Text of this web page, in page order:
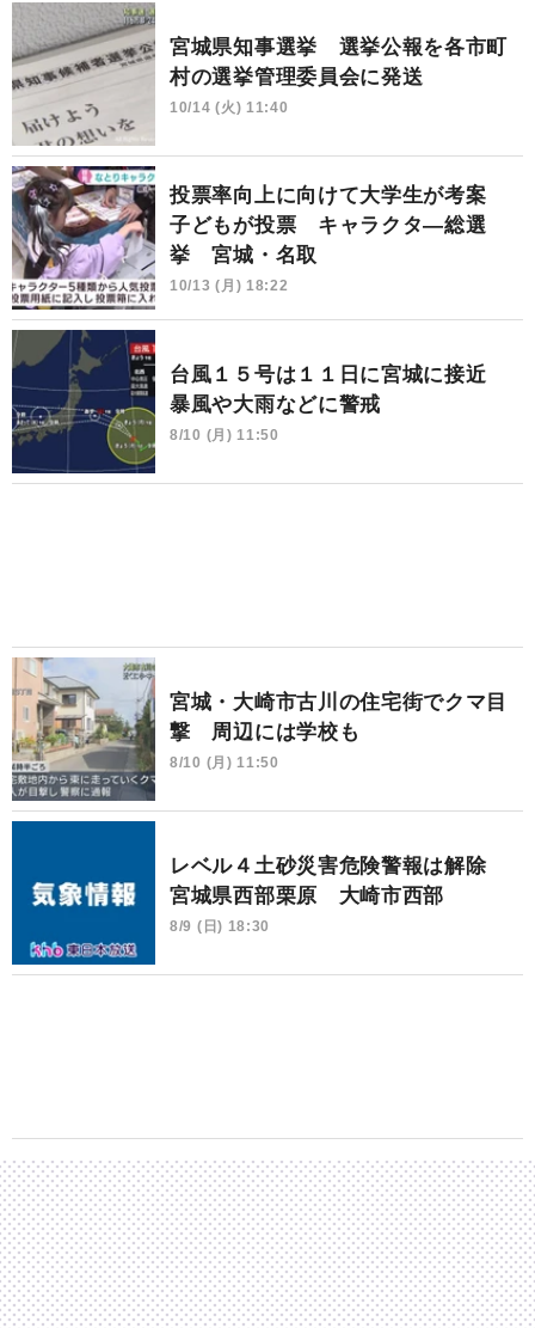
宮城県知事選挙 選挙公報を各市町
村の選挙管理委員会に発送
10/14 (火) 11:40
投票率向上に向けて大学生が考案
子どもが投票 キャラクタ―総選
挙 宮城・名取
10/13 (月) 18:22
台風１５号は１１日に宮城に接近
暴風や大雨などに警戒
8/10 (月) 11:50
宮城・大崎市古川の住宅街でクマ目
撃 周辺には学校も
8/10 (月) 11:50
レベル４土砂災害危険警報は解除
宮城県西部栗原 大崎市西部
8/9 (日) 18:30